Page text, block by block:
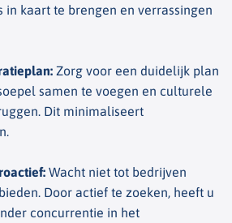
in kaart te brengen en verrassingen
: Zorg voor een duidelijk plan
samen te voegen en culturele
Dit minimaliseert
: Wacht niet tot bedrijven
Door actief te zoeken, heeft u
concurrentie in het